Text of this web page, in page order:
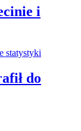
i
do